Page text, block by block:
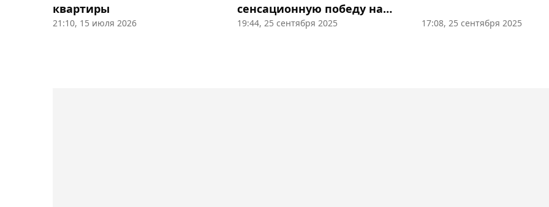
квартиры
21:10, 15 июля 2026
сенсационную победу на
ЧМ-2025 по борьбе
19:44, 25 сентября 2025 17:08, 25 сентября 2025